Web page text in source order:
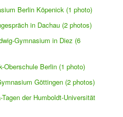
Berlin Köpenick (1 photo)
in Dachau (2 photos)
Gymnasium in Diez (6
Oberschule Berlin (1 photo)
Göttingen (2 photos)
der Humboldt-Universität